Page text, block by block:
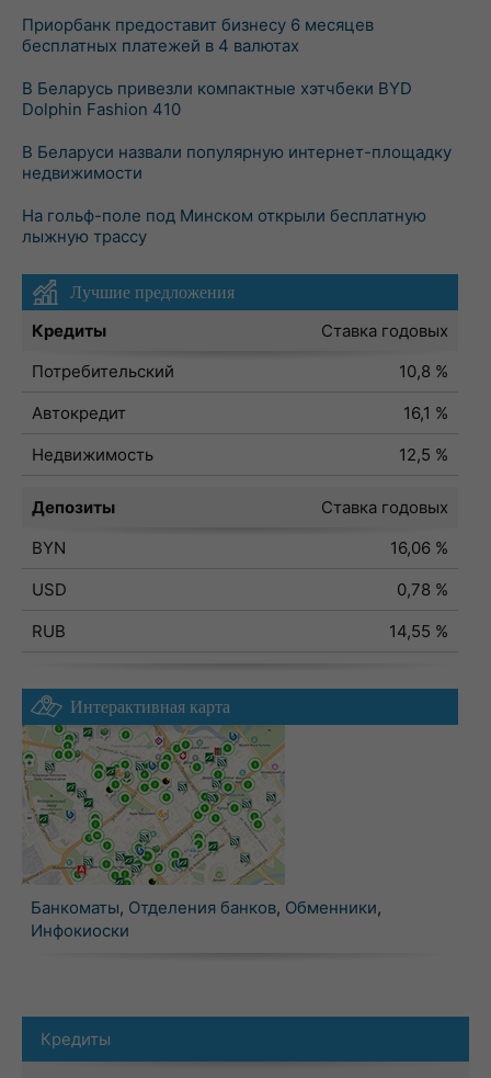
Приорбанк предоставит бизнесу 6 месяцев
бесплатных платежей в 4 валютах
В Беларусь привезли компактные хэтчбеки BYD
Dolphin Fashion 410
В Беларуси назвали популярную интернет-площадку
недвижимости
На гольф-поле под Минском открыли бесплатную
лыжную трассу
Лучшие предложения
Кредиты
Ставка годовых
Потребительский
10,8 %
Автокредит
16,1 %
Недвижимость
12,5 %
Депозиты
Ставка годовых
BYN
16,06 %
USD
0,78 %
RUB
14,55 %
Интерактивная карта
Банкоматы, Отделения банков, Обменники,
Инфокиоски
Кредиты